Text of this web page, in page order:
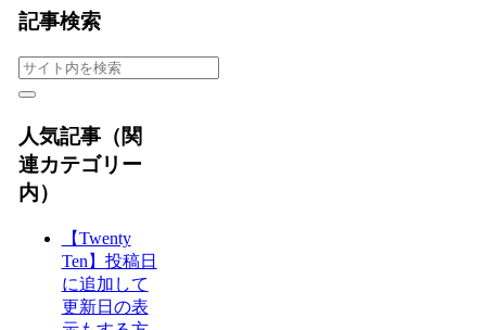
記事検索
人気記事（関
連カテゴリー
内）
【Twenty
Ten】投稿日
に追加して
更新日の表